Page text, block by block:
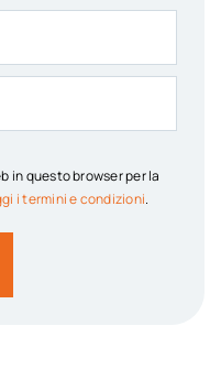
in questo browser per la
i termini e condizioni.